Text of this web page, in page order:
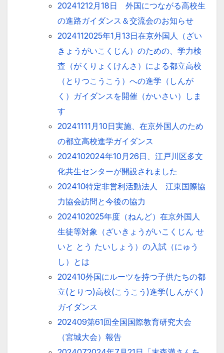
20241212月18日 外国につながる高校生
の進路ガイダンス＆交流会のお知らせ
2024112025年1月13日在京外国人（ざい
きょうがいこくじん）のための、学力検
査（がくりょくけんさ）による都立高校
（とりつこうこう）への進学（しんが
く）ガイダンスを開催（かいさい）しま
す
20241111月10日実施、在京外国人のため
の都立高校進学ガイダンス
2024102024年10月26日、江戸川区多文
化共生センターが開設されました
202410特定非営利活動法人 江東国際協
力協会訪問と今後の協力
2024102025年度（ねんど）在京外国人
生徒等対象（ざいきょうがいこくじん せ
いと とう たいしょう）の入試（にゅう
し）とは
202410外国にルーツを持つ子供たちの都
立(とりつ)高校(こうこう)進学(しんがく)
ガイダンス
202409第61回全国国際教育研究大会
（宮城大会）報告